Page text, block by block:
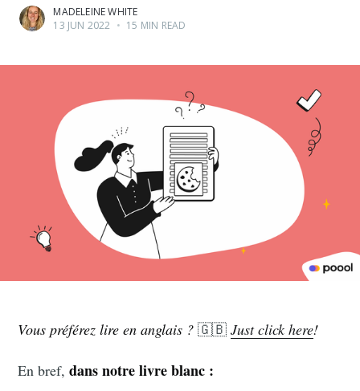
MADELEINE WHITE
13 JUN 2022 • 15 MIN READ
Vous préférez lire en anglais ?🇬🇧 Just click here!
En bref,dans notre livre blanc :